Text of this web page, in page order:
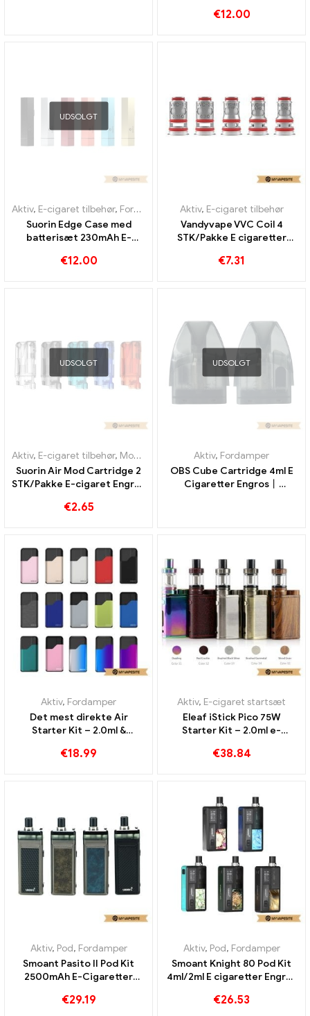
€12.00
UDSOLGT
Aktiv, E-cigaret tilbehør, Fordamper
Suorin Edge Case med
batterisæt 230mAh E-
€12.00
Aktiv, E-cigaret tilbehør
Vandyvape VVC Coil 4
STK/Pakke E cigaretter
€7.31
UDSOLGT
Aktiv, E-cigaret tilbehør, Mod ,
Suorin Air Mod Cartridge 2
STK/Pakke E-cigaret Engros
€2.65
UDSOLGT
Aktiv, Fordamper
OBS Cube Cartridge 4ml E
Cigaretter Engros丨
Aktiv, Fordamper
Det mest direkte Air
Starter Kit – 2.0ml &
engros丨 Custom
€18.99
Aktiv, E-cigaret startsæt
Eleaf iStick Pico 75W
Starter Kit – 2.0ml e-
€38.84
Aktiv, Pod, Fordamper
Smoant Pasito II Pod Kit
2500mAh E-Cigaretter
€29.19
Aktiv, Pod, Fordamper
Smoant Knight 80 Pod Kit
4ml/2ml E cigaretter Engros
€26.53